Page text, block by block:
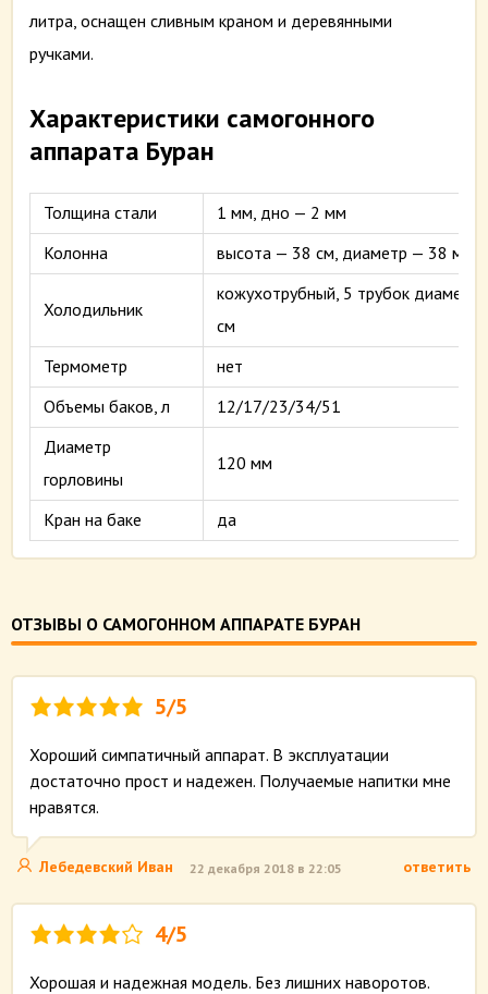
литра, оснащен сливным краном и деревянными
ручками.
Характеристики самогонного
аппарата Буран
Толщина стали
1 мм, дно — 2 мм
Колонна
высота — 38 см, диаметр — 38 мм
Холодильник
кожухотрубный, 5 трубок
см
Термометр
нет
Объемы баков, л
12/17/23/34/51
Диаметр
горловины
120 мм
Кран на баке да
ОТЗЫВЫ О САМОГОННОМ АППАРАТЕ БУРАН
5/5
Хороший симпатичный аппарат. В эксплуатации
достаточно прост и надежен. Получаемые напитки мне
нравятся.
Лебедевский Иван 22 декабря 2018 в 22:05 ответить
4/5
Хорошая и надежная модель. Без лишних наворотов.